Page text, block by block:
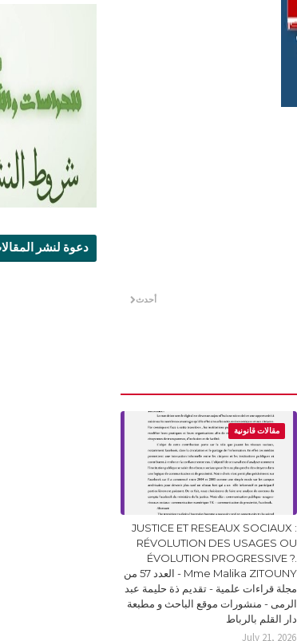
أحدث
مقالات قانونية
JUSTICE ET RESEAUX SOCIAUX :
RÉVOLUTION DES USAGES OU
ÉVOLUTION PROGRESSIVE ?.
Mme Malika ZITOUNY - العدد 57 من
مجلة قراءات علمية - تقديم ذة حليمة عبد
الرمى - منشورات موقع الباحث و مطبعة
دار القلم بالرباط
July 21, 2026
دعوة لنشر